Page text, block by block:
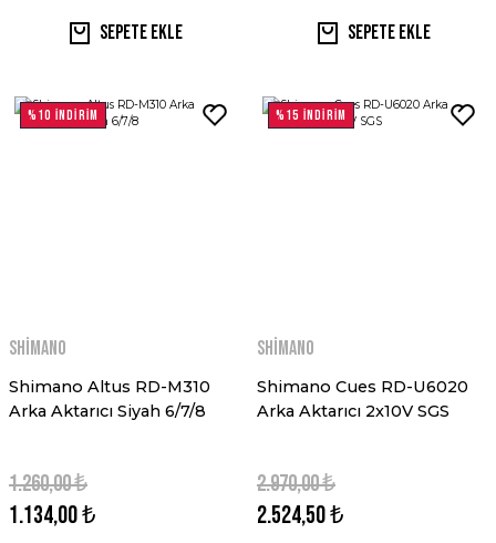
Sepete Ekle Sepete Ekle
%10 İNDİRİM
Shimano
Shimano Altus RD-M310
Arka Aktarıcı Siyah 6/7/8
1.134,00 ₺
1.260,00 ₺
%15 İNDİRİM
Shimano
Shimano Cues RD-U6020
Arka Aktarıcı 2x10V SGS
2.524,50 ₺
2.970,00 ₺